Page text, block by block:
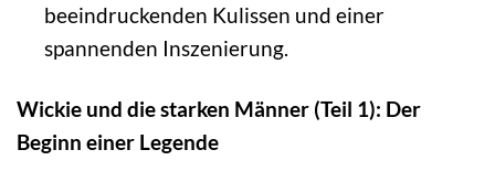
beeindruckenden Kulissen und einer
spannenden Inszenierung.
Wickie und die starken Männer (Teil 1): Der
Beginn einer Legende